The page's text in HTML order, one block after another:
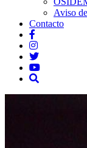
Aviso
Contacto